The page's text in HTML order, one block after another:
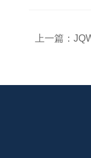
上一篇：